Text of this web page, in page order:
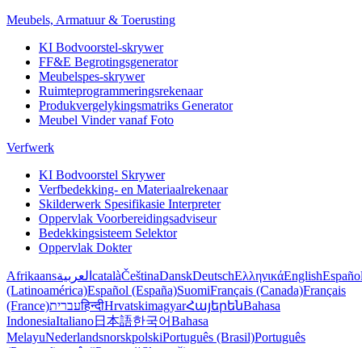
Meubels, Armatuur & Toerusting
KI Bodvoorstel-skrywer
FF&E Begrotingsgenerator
Meubelspes-skrywer
Ruimteprogrammeringsrekenaar
Produkvergelykingsmatriks Generator
Meubel Vinder vanaf Foto
Verfwerk
KI Bodvoorstel Skrywer
Verfbedekking- en Materiaalrekenaar
Skilderwerk Spesifikasie Interpreter
Oppervlak Voorbereidingsadviseur
Bedekkingsisteem Selektor
Oppervlak Dokter
Afrikaansالعربية catalàČeštinaDanskDeutschΕλληνικάEnglish
(Latinoamérica)Español (España)SuomiFrançais (Canada)Français
(France)עבריתहिन्दीHrvatskimagyarՀայերենBahasa
IndonesiaItaliano日本語한국어Bahasa
MelayuNederlandsnorskpolskiPortuguês (Brasil)Português